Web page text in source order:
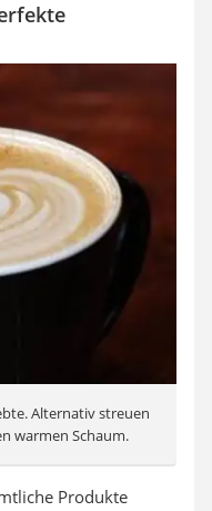
Alternativ streuen
warmen Schaum.
Produkte